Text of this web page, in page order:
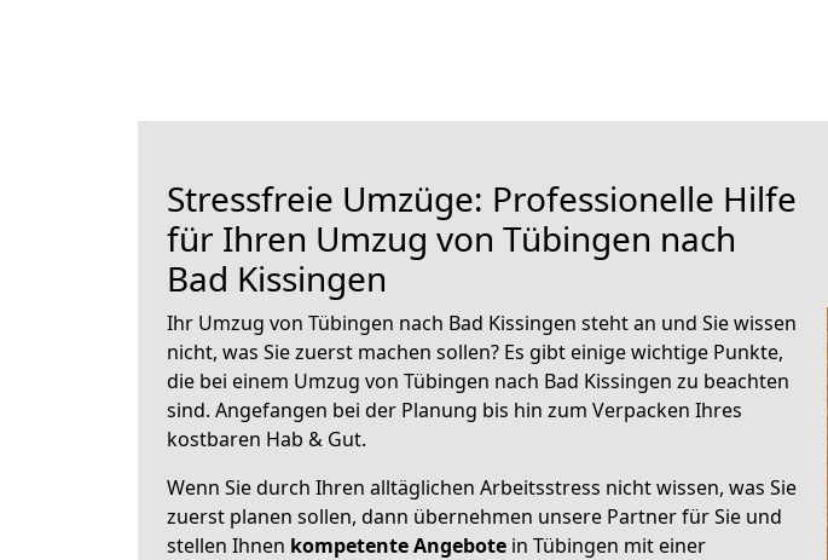
Stressfreie Umzüge: Professionelle Hilfe
für Ihren Umzug von Tübingen nach
Bad Kissingen
Ihr Umzug von Tübingen nach Bad Kissingen steht an und Sie wissen
nicht, was Sie zuerst machen sollen? Es gibt einige wichtige Punkte,
die bei einem Umzug von Tübingen nach Bad Kissingen zu beachten
sind. Angefangen bei der Planung bis hin zum Verpacken Ihres
kostbaren Hab & Gut.
Wenn Sie durch Ihren alltäglichen Arbeitsstress nicht wissen, was Sie
zuerst planen sollen, dann übernehmen unsere Partner für Sie und
stellen Ihnen kompetente Angebote in Tübingen mit einer